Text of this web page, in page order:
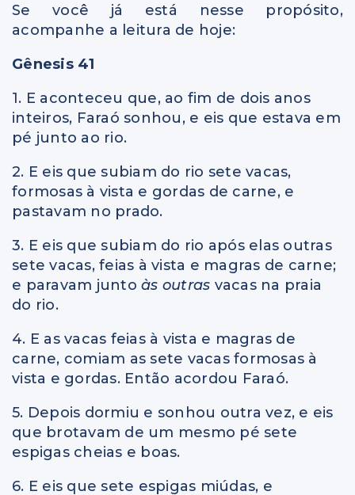
Se você já está nesse propósito,
acompanhe a leitura de hoje:
Gênesis 41
1. E aconteceu que, ao fim de dois anos
inteiros, Faraó sonhou, e eis que estava em
pé junto ao rio.
2. E eis que subiam do rio sete vacas,
formosas à vista e gordas de carne, e
pastavam no prado.
3. E eis que subiam do rio após elas outras
sete vacas, feias à vista e magras de carne;
e paravam junto às outras vacas na praia
do rio.
4. E as vacas feias à vista e magras de
carne, comiam as sete vacas formosas à
vista e gordas. Então acordou Faraó.
5. Depois dormiu e sonhou outra vez, e eis
que brotavam de um mesmo pé sete
espigas cheias e boas.
6. E eis que sete espigas miúdas, e